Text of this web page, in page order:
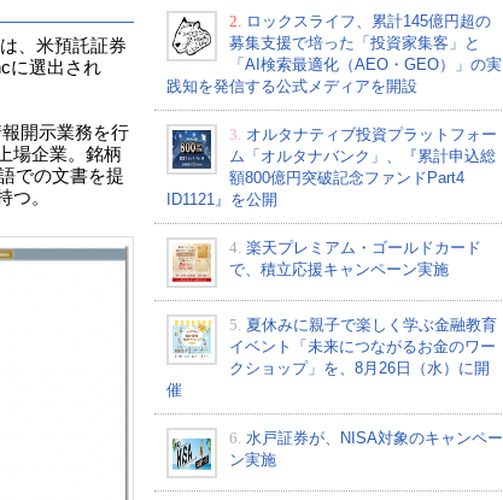
、米預託証券
に選出され
開示業務を行
場企業。銘柄
での文書を提
つ。
2.
ロックスライフ、累計145億円超の
募集支援で培った「投資家集客」と
「AI検索最適化（AEO・GEO）」の実
践知を発信する公式メディアを開設
3. オルタナティブ投資プラットフォー
ム「オルタナバンク」、『累計申込総
額800億円突破記念ファンドPart4
ID1121』を公開
4. 楽天プレミアム・ゴールドカード
で、積立応援キャンペーン実施
5. 夏休みに親子で楽しく学ぶ金融教育
イベント「未来につながるお金のワー
クショップ」を、8月26日（水）に開
催
6. 水戸証券が、NISA対象のキャンペー
ン実施